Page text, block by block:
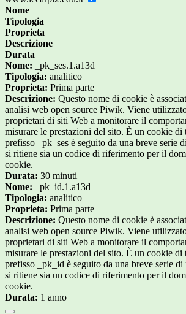
Nome
Tipologia
Proprieta
Descrizione
Durata
Nome: _pk_ses.1.a13d
Tipologia: analitico
Proprieta: Prima parte
Descrizione: Questo nome di cookie è
analisi web open source Piwik. Viene
proprietari di siti Web a monitorare il
misurare le prestazioni del sito. È un cookie
prefisso _pk_ses è seguito da una breve serie
si ritiene sia un codice di riferimento per il
cookie.
Durata: 30 minuti
Nome: _pk_id.1.a13d
Tipologia: analitico
Proprieta: Prima parte
Descrizione: Questo nome di cookie è
analisi web open source Piwik. Viene
proprietari di siti Web a monitorare il
misurare le prestazioni del sito. È un cookie
prefisso _pk_id è seguito da una breve serie di
si ritiene sia un codice di riferimento per il
cookie.
Durata: 1 anno